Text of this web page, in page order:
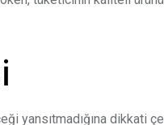
yansıtmadığına dikkati